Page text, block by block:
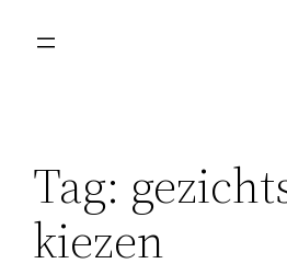
Tag:
kiezen